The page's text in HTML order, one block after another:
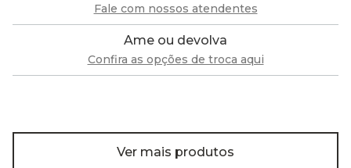
Fale com nossos atendentes
Ame ou devolva
Confira as opções de troca aqui
Ver mais produtos